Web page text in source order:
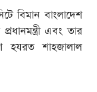
বিমান বাংলাদেশ
এবং তার
হযরত শাহজালাল